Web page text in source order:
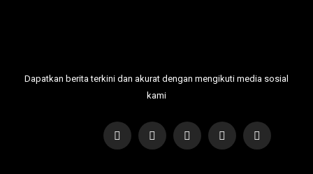
Dapatkan berita terkini dan akurat dengan mengikuti media sosial
kami